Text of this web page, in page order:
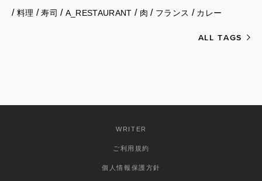
/ 料理 /寿司 / A_RESTAURANT / 肉 / フランス / カレー
ALL TAGS
WRITER
ご利用規約
個人情報保護方針